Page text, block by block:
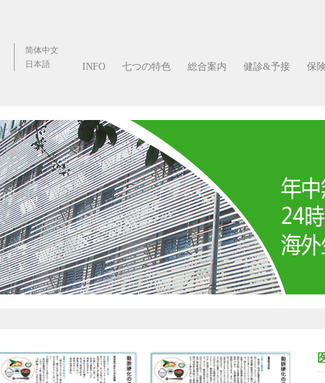
简体中文
日本語
INFO 七つの特色 総合案内 健診&予接 保